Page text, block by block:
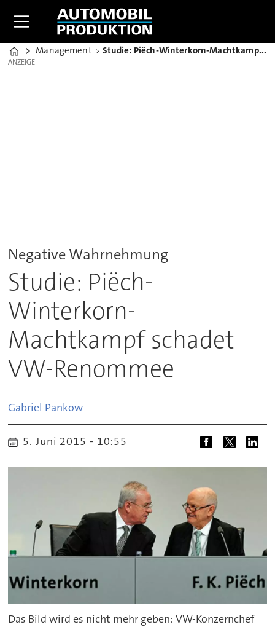
Home
Management Studie: Piëch-Winterkorn-Machtkampf schadet VW-Renommee
ANZEIGE
ANZEIGE
Negative Wahrnehmung
Studie: Piëch-
Winterkorn-
Machtkampf schadet
VW-Renommee
Gabriel Pankow
5. Juni 2015 - 10:55
Das Bild wird es nicht mehr geben: VW-Konzernchef